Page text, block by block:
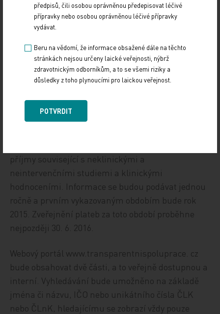
farmaceutické společnosti, která platbu poskytla).
Zveřejněna by měla být celková roční částka za
spolupráce týkající se léčivých přípravků na
předpis. Podle konkrétní podoby spolupráce by
měly být zveřejněny buď souhrnné platby, nebo
poskytnutých darů, grantů, příspěvků na náklady
akcí (registrační poplatky, smlouvy o sponzorování,
příjmy související s neklinickými a
neintervenčními studiemi a klinickými
hodnoceními. Informace se budou podávat jednou
ročně a prvním vykazovaným obdobím bude rok
2015. Zveřejnění plateb za toto období proběhne
nejpozději 30. 6. 2016.
Webový portál www.transparentnispoluprace. cz
bude obsahovat dvě části, a to veřejně dostupnou a
interní. Vyhledávání bude umožněno na základě
jména či názvu, IČO nebo unikátního čísla ČLK
nebo ČLnK, hledajícímu se zobrazí vždy pouze
předpisů, čili osobou oprávněnou předepisovat léčivé
přípravky nebo osobou oprávněnou léčivé přípravky
vydávat.
Beru na vědomí, že informace obsažené dále na těchto
stránkách nejsou určeny laické veřejnosti, nýbrž
zdravotnickým odborníkům, a to se všemi riziky a
důsledky z toho plynoucími pro laickou veřejnost.
POTVRDIT